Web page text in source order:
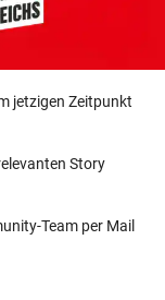
jetzigen Zeitpunkt
Story
Team per Mail